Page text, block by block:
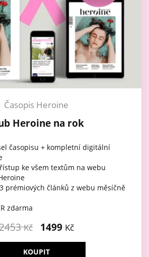
Časopis Heroine
Heroine na rok
časopisu + kompletní digitální
ke všem textům na webu
prémiových článků z webu měsíčně
zdarma
Kč 1499 Kč
KOUPIT